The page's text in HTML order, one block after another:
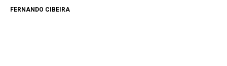
FERNANDO CIBEIRA